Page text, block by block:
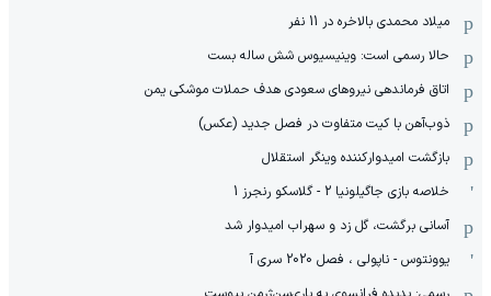
میلاد محمدی بالاخره در 11 نفر
حالا رسمی است: وینیسیوس شش ساله بست
اتاق فرماندهی نیروهای سعودی هدف حملات موشکی یمن
ذوب‌آهن با کیت متفاوت در فصل جدید (عکس)
بازگشت امیدوارکننده وینگر استقلال
خلاصه بازی جاگیلونیا 2 - گلاسکو رنجرز 1
آسانی برگشت، گل زد و سهراب امیدوار شد
یوونتوس - ناپولی ، فصل 2020 سری آ